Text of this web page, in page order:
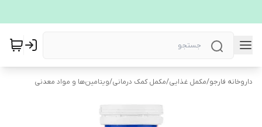
داروخانه فارجو/مکمل غذایی/مکمل کمک درمانی/ویتامین‌ها و مواد معدنی